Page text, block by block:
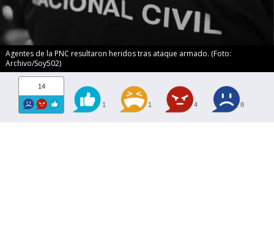
Agentes de la PNC resultaron heridos tras ataque armado. (Foto:
Archivo/Soy502)
14
1 1 4 8